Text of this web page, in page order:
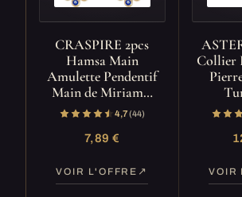
CRASPIRE 2pcs
Hamsa Main
Amulette Pendentif
Main de Miriam…
4,7(44)
7,89 €
VOIR L'OFFRE
Collier
VOIR